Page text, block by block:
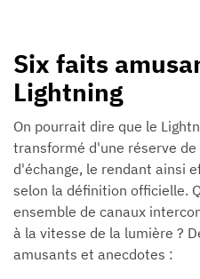
Six faits
Lightning
On pourrait dire que le
transformé d'une réserve
d'échange, le rendant ainsi
selon la définition officielle.
ensemble de canaux
à la vitesse de la lumière ?
amusants et anecdotes :